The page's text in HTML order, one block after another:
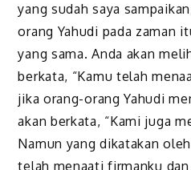
yang sudah saya
orang Yahudi pada zaman
yang sama. Anda akan
berkata, “Kamu telah
jika orang-orang Yahudi
akan berkata, “Kami juga
Namun yang dikatakan
telah menaati firmanku